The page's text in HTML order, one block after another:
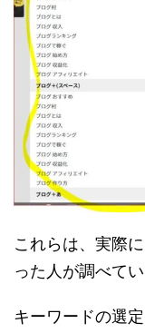
これらは、実際に
った人が調べて
キーワードの選定